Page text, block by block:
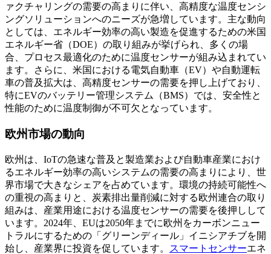
ァクチャリングの需要の高まりに伴い、高精度な温度センシ
ングソリューションへのニーズが急増しています。主な動向
としては、エネルギー効率の高い製造を促進するための米国
エネルギー省（DOE）の取り組みが挙げられ、多くの場
合、プロセス最適化のために温度センサーが組み込まれてい
ます。さらに、米国における電気自動車（EV）や自動運転
車の普及拡大は、高精度センサーの需要を押し上げており、
特にEVのバッテリー管理システム（BMS）では、安全性と
性能のために温度制御が不可欠となっています。
欧州市場の動向
欧州は、IoTの急速な普及と製造業および自動車産業におけ
るエネルギー効率の高いシステムの需要の高まりにより、世
界市場で大きなシェアを占めています。環境の持続可能性へ
の重視の高まりと、炭素排出量削減に対する欧州連合の取り
組みは、産業用途における温度センサーの需要を後押しして
います。2024年、EUは2050年までに欧州をカーボンニュー
トラルにするための「グリーンディール」イニシアチブを開
始し、産業界に投資を促しています。
スマートセンサーエネ